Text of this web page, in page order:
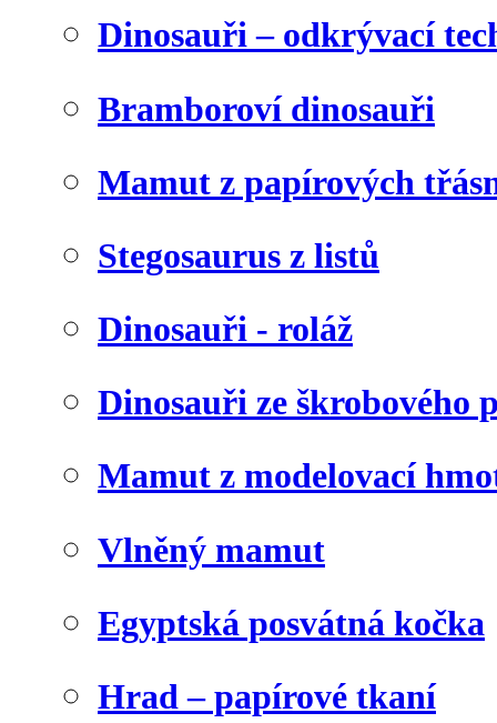
Dinosauři – odkrývací
Bramboroví dinosauři
Mamut z papírových
Stegosaurus z listů
Dinosauři - roláž
Dinosauři ze škrobového
Mamut z modelovací
Vlněný mamut
Egyptská posvátná kočka
Hrad – papírové tkaní